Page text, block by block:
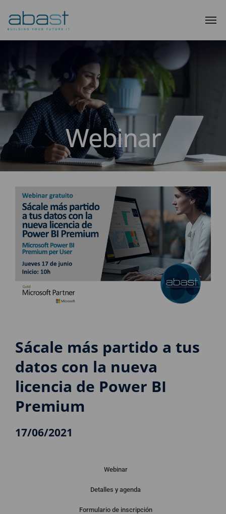
Webinar
Sácale más partido a tus
datos con la nueva
licencia de Power BI
Premium
17/06/2021
Webinar
Detalles y agenda
Formulario de inscripción